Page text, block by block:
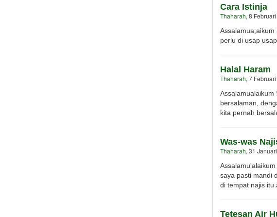
Cara Istinja
Thaharah, 8
perlu di usap usap
Halal Haram
Thaharah, 7
Assalamualaikum
bersalaman,
kita pernah
Was-was
Thaharah, 31
saya pasti mandi
di tempat najis itu
Tetesan Air